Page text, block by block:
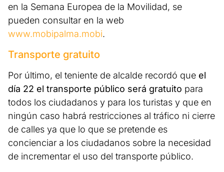
en la Semana Europea de la Movilidad, se
pueden consultar en la web
www.mobipalma.mobi.
Transporte gratuito
Por último, el teniente de alcalde recordó que el
día 22 el transporte público será gratuito para
todos los ciudadanos y para los turistas y que en
ningún caso habrá restricciones al tráfico ni cierre
de calles ya que lo que se pretende es
concienciar a los ciudadanos sobre la necesidad
de incrementar el uso del transporte público.